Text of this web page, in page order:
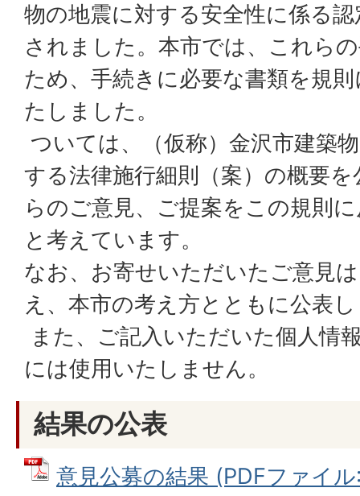
物の地震に対する安全性に係る
されました。本市では、これら
ため、手続きに必要な書類を規
たしました。
ついては、（仮称）金沢市建築
する法律施行細則（案）の概要
らのご意見、ご提案をこの規則
と考えています。
なお、お寄せいただいたご意見
え、本市の考え方とともに公表
また、ご記入いただいた個人情
には使用いたしません。
結果の公表
意見公募の結果 (PDFファイ